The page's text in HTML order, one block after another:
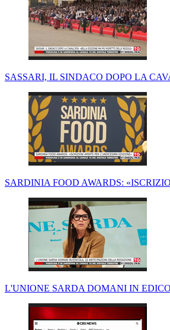
SASSARI, IL SINDACO DOPO LA
SARDINIA FOOD AWARDS:
L'UNIONE SARDA DOMANI IN